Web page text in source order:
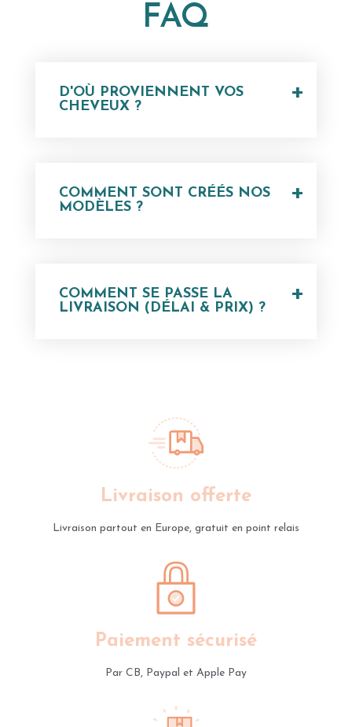
FAQ
D'OÙ PROVIENNENT VOS
CHEVEUX ?
+
COMMENT SONT CRÉÉS NOS
MODÈLES ?
+
COMMENT SE PASSE LA
LIVRAISON (DÉLAI & PRIX) ?
+
Livraison offerte
Livraison partout en Europe, gratuit en point relais
Paiement sécurisé
Par CB, Paypal et Apple Pay